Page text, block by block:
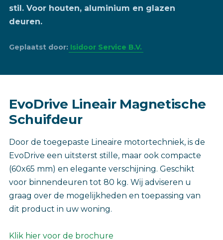
stil. Voor houten, aluminium en glazen
deuren.
Geplaatst door: Isidoor Service B.V.
EvoDrive Lineair Magnetische
Schuifdeur
Door de toegepaste Lineaire motortechniek, is de
EvoDrive een uitsterst stille, maar ook compacte
(60x65 mm) en elegante verschijning. Geschikt
voor binnendeuren tot 80 kg. Wij adviseren u
graag over de mogelijkheden en toepassing van
dit product in uw woning.
Klik hier voor de brochure